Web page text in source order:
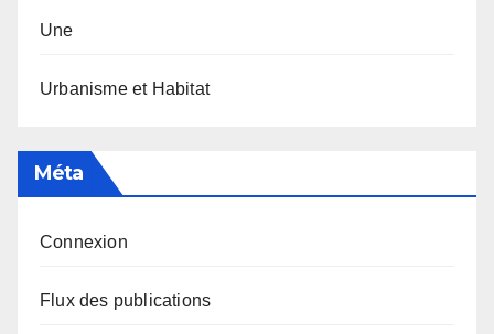
Une
Urbanisme et Habitat
Méta
Connexion
Flux des publications